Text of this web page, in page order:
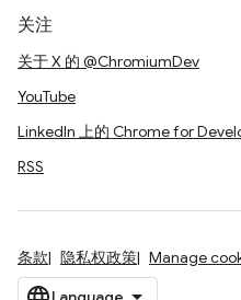
关注
关于 X 的 @ChromiumDev
YouTube
LinkedIn 上的 Chrome for
RSS
条款 隐私权政策 Manage